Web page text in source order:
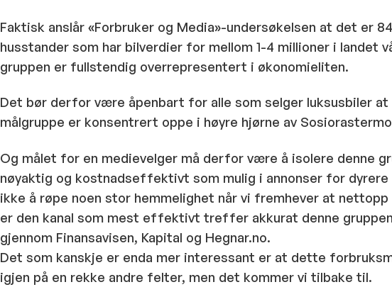
Faktisk anslår «Forbruker og Media»-undersøkelsen at det er
husstander som har bilverdier for mellom 1-4 millioner i landet
gruppen er fullstendig overrepresentert i økonomieliten.
Det bør derfor være åpenbart for alle som selger luksusbiler at
målgruppe er konsentrert oppe i høyre hjørne av
Og målet for en medievelger må derfor være å isolere denne
nøyaktig og kostnadseffektivt som mulig i annonser for dyrere
ikke å røpe noen stor hemmelighet når vi fremhever at nettopp
er den kanal som mest effektivt treffer akkurat denne
gjennom Finansavisen, Kapital og Hegnar.no.
Det som kanskje er enda mer interessant er at dette
igjen på en rekke andre felter, men det kommer vi tilbake til.